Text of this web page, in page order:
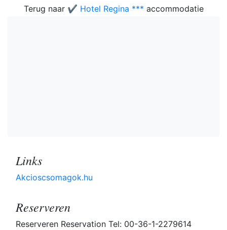
Terug naar ✔️ Hotel Regina *** accommodatie
Links
Akcioscsomagok.hu
Reserveren
Reserveren Reservation Tel: 00-36-1-2279614